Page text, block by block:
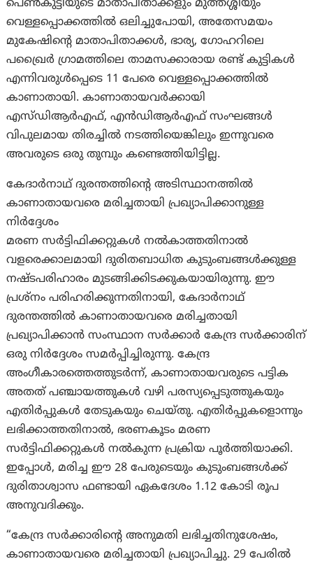
പെൺകുട്ടിയുടെ മാതാപിതാക്കളും മുത്തശ്ശിയും
വെള്ളപ്പൊക്കത്തിൽ ഒലിച്ചുപോയി, അതേസമയം
മുകേഷിന്റെ മാതാപിതാക്കൾ, ഭാര്യ, ഗോഹറിലെ
പഖ്രൈർ ഗ്രാമത്തിലെ താമസക്കാരായ രണ്ട് കുട്ടികൾ
എന്നിവരുൾപ്പെടെ 11 പേരെ വെള്ളപ്പൊക്കത്തിൽ
കാണാതായി. കാണാതായവർക്കായി
എസ്ഡിആർഎഫ്, എൻഡിആർഎഫ് സംഘങ്ങൾ
വിപുലമായ തിരച്ചിൽ നടത്തിയെങ്കിലും ഇന്നുവരെ
അവരുടെ ഒരു തുമ്പും കണ്ടെത്തിയിട്ടില്ല.
കേദാർനാഥ് ദുരന്തത്തിന്റെ അടിസ്ഥാനത്തിൽ
കാണാതായവരെ മരിച്ചതായി പ്രഖ്യാപിക്കാനുള്ള
നിർദ്ദേശം
മരണ സർട്ടിഫിക്കറ്റുകൾ നൽകാത്തതിനാൽ
വളരെക്കാലമായി ദുരിതബാധിത കുടുംബങ്ങൾക്കുള്ള
നഷ്ടപരിഹാരം മുടങ്ങിക്കിടക്കുകയായിരുന്നു. ഈ
പ്രശ്നം പരിഹരിക്കുന്നതിനായി, കേദാർനാഥ്
ദുരന്തത്തിൽ കാണാതായവരെ മരിച്ചതായി
പ്രഖ്യാപിക്കാൻ സംസ്ഥാന സർക്കാർ കേന്ദ്ര സർക്കാരിന്
ഒരു നിർദ്ദേശം സമർപ്പിച്ചിരുന്നു. കേന്ദ്ര
അംഗീകാരത്തെത്തുടർന്ന്, കാണാതായവരുടെ പട്ടിക
അതത് പഞ്ചായത്തുകൾ വഴി പരസ്യപ്പെടുത്തുകയും
എതിർപ്പുകൾ തേടുകയും ചെയ്തു. എതിർപ്പുകളൊന്നും
ലഭിക്കാത്തതിനാൽ, ഭരണകൂടം മരണ
സർട്ടിഫിക്കറ്റുകൾ നൽകുന്ന പ്രക്രിയ പൂർത്തിയാക്കി.
ഇപ്പോൾ, മരിച്ച ഈ 28 പേരുടെയും കുടുംബങ്ങൾക്ക്
ദുരിതാശ്വാസ ഫണ്ടായി ഏകദേശം 1.12 കോടി രൂപ
അനുവദിക്കും.
“കേന്ദ്ര സർക്കാരിന്റെ അനുമതി ലഭിച്ചതിനുശേഷം,
കാണാതായവരെ മരിച്ചതായി പ്രഖ്യാപിച്ചു. 29 പേരിൽ